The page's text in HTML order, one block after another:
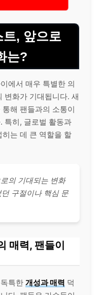
, 앞으로
는?
에서 매우 특별한 의
변화가 기대됩니다. 새
해 팬들과의 소통이
특히, 글로벌 활동과
는 데 큰 역할을 할
의 기대되는 변화
구절이나 핵심 문
매력, 팬들이
특한 개성과 매력 덕